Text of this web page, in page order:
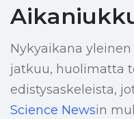
Nykyaikana
jatkuu, huolimatta
edistysaskeleista,
Science Newsin